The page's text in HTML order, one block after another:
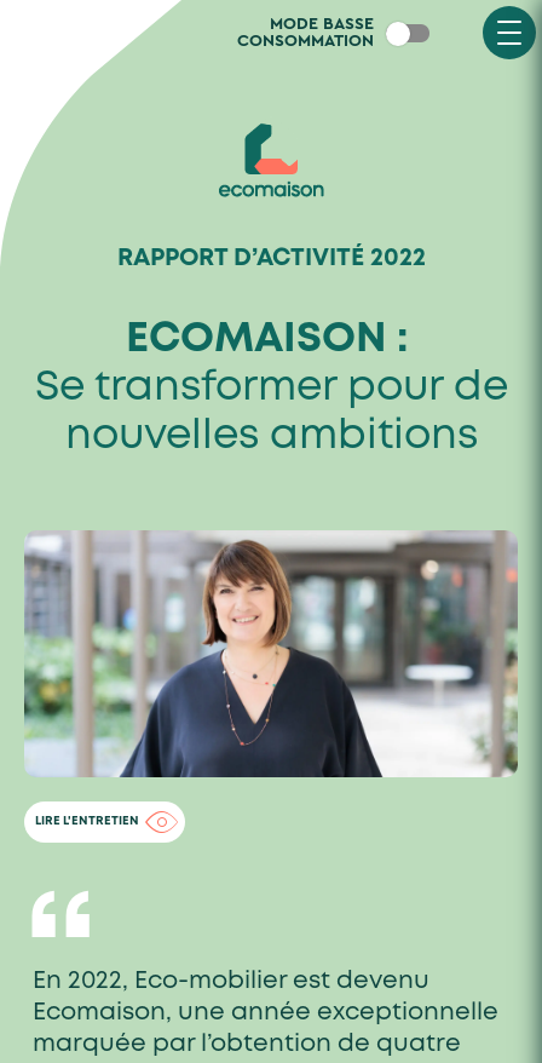
MODE BASSE
CONSOMMATION
RAPPORT D’ACTIVITÉ 2022
ECOMAISON :
Se transformer pour de
nouvelles ambitions
LIRE L'ENTRETIEN
“
En 2022, Eco-mobilier est devenu
Ecomaison, une année exceptionnelle
marquée par l’obtention de quatre